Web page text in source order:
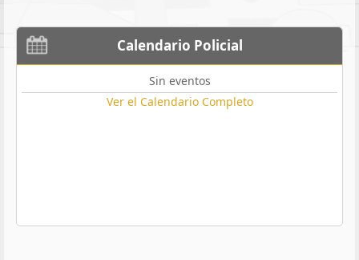
Calendario Policial
Sin eventos
Ver el Calendario Completo